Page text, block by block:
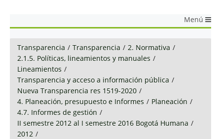
Menú
Transparencia / Transparencia / 2. Normativa /
2.1.5. Políticas, lineamientos y manuales /
Lineamientos /
Transparencia y acceso a información pública /
Nueva Transparencia res 1519-2020 /
4. Planeación, presupuesto e Informes / Planeación /
4.7. Informes de gestión /
II semestre 2012 al I semestre 2016 Bogotá Humana /
2012 /